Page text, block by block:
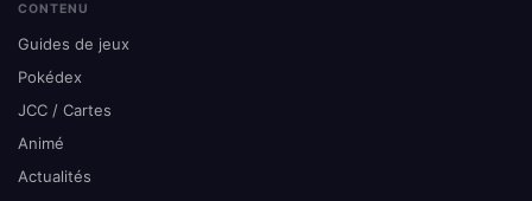
CONTENU
Guides de jeux
Pokédex
JCC / Cartes
Animé
Actualités